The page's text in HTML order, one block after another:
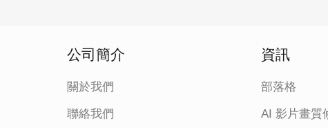
公司簡介
關於我們
聯絡我們
資訊
部落格
AI 影片畫質